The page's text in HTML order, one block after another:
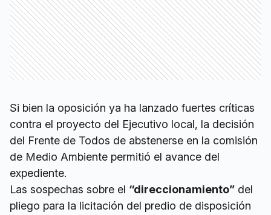
Si bien la oposición ya ha lanzado fuertes críticas
contra el proyecto del Ejecutivo local, la decisión
del Frente de Todos de abstenerse en la comisión
de Medio Ambiente permitió el avance del
expediente.
Las sospechas sobre el “direccionamiento” del
pliego para la licitación del predio de disposición